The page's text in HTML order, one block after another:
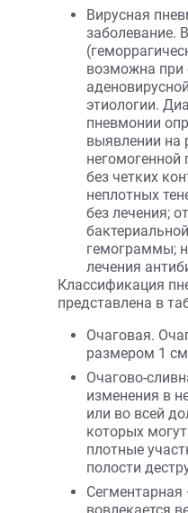
Вирусная
заболевание.
возможна при
этиологии.
пневмонии
выявлении на
негомогенной
без четких
неплотных
без лечения;
гемограммы;
лечения
Классификация
представлена в
Очаговая.
размером 1
Очагово-
изменения в
или во всей
которых
плотные
полости
Сегментарная